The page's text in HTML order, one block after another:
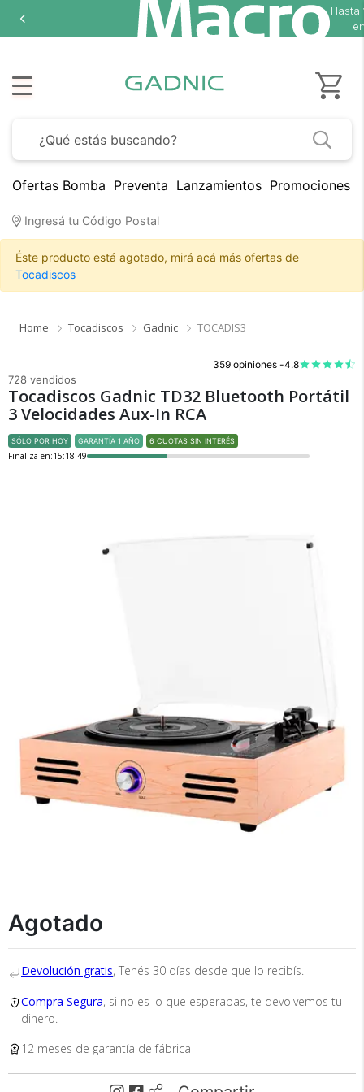
Hasta18
en
Ofertas Bomba Preventa Lanzamientos Promociones
Ingresá tu Código Postal
Éste producto está agotado, mirá acá más ofertas de
Tocadiscos
Home Tocadiscos Gadnic TOCADIS3
359 opiniones -4.8
728 vendidos
Tocadiscos Gadnic TD32 Bluetooth Portátil
3 Velocidades Aux-In RCA
SÓLO POR HOY GARANTÍA 1 AÑO 6 CUOTAS SIN INTERÉS
Finaliza en:15:18:48
Agotado
Devolución gratis, Tenés 30 días desde que lo recibís.
Compra Segura, si no es lo que esperabas, te devolvemos tu
dinero.
12 meses de garantía de fábrica
Medios de Pago ×
que esperabas o te devolvemos el 100% de tu